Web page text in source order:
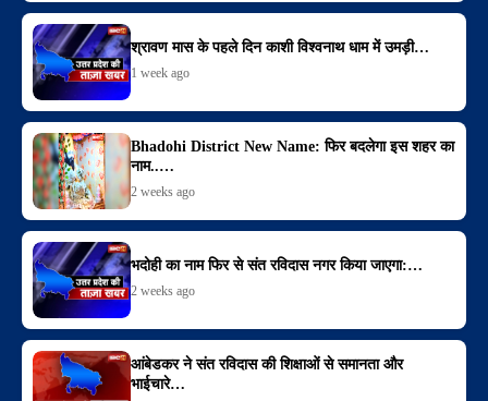
श्रावण मास के पहले दिन काशी विश्वनाथ धाम में उमड़ी…
1 week ago
Bhadohi District New Name: फिर बदलेगा इस शहर का
नाम..…
2 weeks ago
भदोही का नाम फिर से संत रविदास नगर किया जाएगा:…
2 weeks ago
आंबेडकर ने संत रविदास की शिक्षाओं से समानता और
भाईचारे…